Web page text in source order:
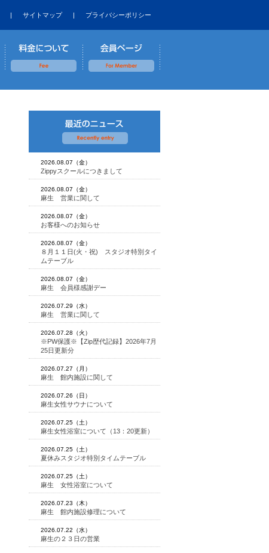
| サイトマップ | プライバシーポリシー
2026.08.07（金）
Zippyスクールにつきまして
2026.08.07（金）
麻生 営業に関して
2026.08.07（金）
お客様へのお知らせ
2026.08.07（金）
８月１１日(火・祝) スタジオ特別タイ
ムテーブル
2026.08.07（金）
麻生 会員様感謝デー
2026.07.29（水）
麻生 営業に関して
2026.07.28（火）
※PW保護※【Zip歴代記録】2026年7月
25日更新分
2026.07.27（月）
麻生 館内施設に関して
2026.07.26（日）
麻生女性サウナについて
2026.07.25（土）
麻生女性浴室について（13：20更新）
2026.07.25（土）
夏休みスタジオ特別タイムテーブル
2026.07.25（土）
麻生 女性浴室について
2026.07.23（木）
麻生 館内施設修理について
2026.07.22（水）
麻生の２３日の営業